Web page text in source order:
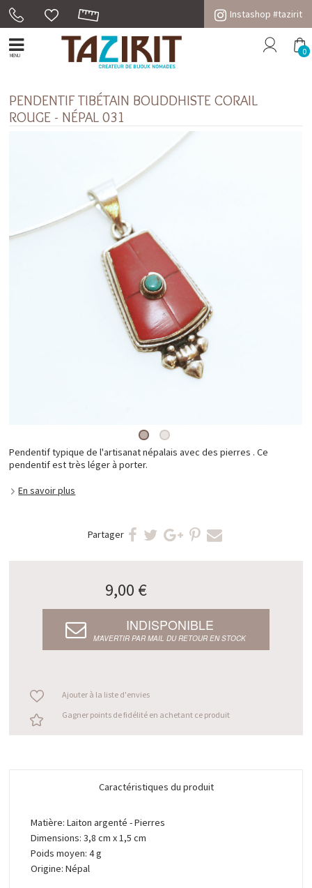
Instashop #tazirit
MENU 0
PENDENTIF TIBÉTAIN BOUDDHISTE CORAIL
ROUGE - NÉPAL 031
Pendentif typique de l'artisanat népalais avec des pierres . Ce
pendentif est très léger à porter.
En savoir plus
Partager
9,00 €
INDISPONIBLE
M’AVERTIR PAR MAIL DU RETOUR EN STOCK
Ajouter à la liste d'envies
Gagner points de fidélité en achetant ce produit
Caractéristiques du produit
Matière: Laiton argenté - Pierres
Dimensions: 3,8 cm x 1,5 cm
Poids moyen: 4 g
Origine: Népal